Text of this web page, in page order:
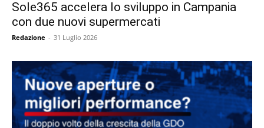
Sole365 accelera lo sviluppo in Campania
con due nuovi supermercati
Redazione - 31 Luglio 2026